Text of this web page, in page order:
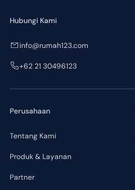
Perusahaan
Tentang Kami
Produk & Layanan
Partner
Hubungi Kami
info@rumah123.com
+62 21 30496123